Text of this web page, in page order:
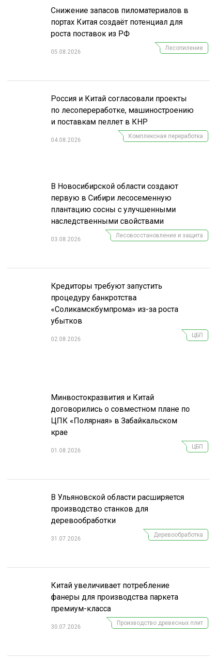
Снижение запасов пиломатериалов в
портах Китая создаёт потенциал для
роста поставок из РФ
05.08.2026
Лесопиление
Россия и Китай согласовали проекты
по лесопереработке, машиностроению
и поставкам пеллет в КНР
04.08.2026
Комплексная переработка
В Новосибирской области создают
первую в Сибири лесосеменную
плантацию сосны с улучшенными
наследственными свойствами
03.08.2026
Лесовосстановление и защита
Кредиторы требуют запустить
процедуру банкротства
«Соликамскбумпрома» из-за роста
убытков
02.08.2026
ЦБП
Минвостокразвития и Китай
договорились о совместном плане по
ЦПК «Полярная» в Забайкальском
крае
01.08.2026
ЦБП
В Ульяновской области расширяется
производство станков для
деревообработки
31.07.2026
Деревообработка
Китай увеличивает потребление
фанеры для производства паркета
премиум-класса
30.07.2026
Производство древесных плит